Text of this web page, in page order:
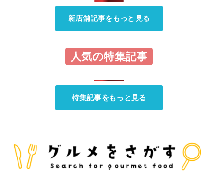
新店舗記事をもっと見る
人気の特集記事
特集記事をもっと見る